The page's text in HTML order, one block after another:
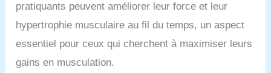
pratiquants peuvent améliorer leur force et leur
hypertrophie musculaire au fil du temps, un aspect
essentiel pour ceux qui cherchent à maximiser leurs
gains en musculation.